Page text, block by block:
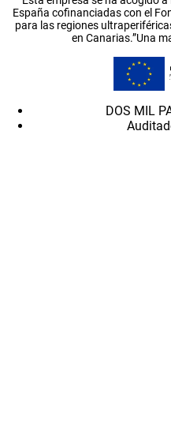
España cofinanciadas con el
para las regiones
en Canarias.”Una
DOS MIL